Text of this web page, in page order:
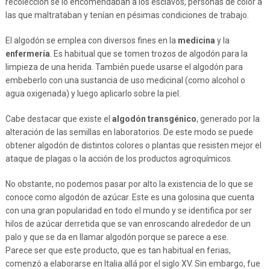
las que maltrataban y tenían en pésimas condiciones de trabajo.
El algodón se emplea con diversos fines en la medicina y la
enfermería . Es habitual que se tomen trozos de algodón para la
limpieza de una herida. También puede usarse el algodón para
embeberlo con una sustancia de uso medicinal (como alcohol o
agua oxigenada) y luego aplicarlo sobre la piel.
Cabe destacar que existe el algodón transgénico, generado por la
alteración de las semillas en laboratorios. De este modo se puede
obtener algodón de distintos colores o plantas que resisten mejor el
ataque de plagas o la acción de los productos agroquímicos.
No obstante, no podemos pasar por alto la existencia de lo que se
conoce como algodón de azúcar. Este es una golosina que cuenta
con una gran popularidad en todo el mundo y se identifica por ser
hilos de azúcar derretida que se van enroscando alrededor de un
palo y que se da en llamar algodón porque se parece a ese.
Parece ser que este producto, que es tan habitual en ferias,
comenzó a elaborarse en Italia allá por el siglo XV. Sin embargo, fue